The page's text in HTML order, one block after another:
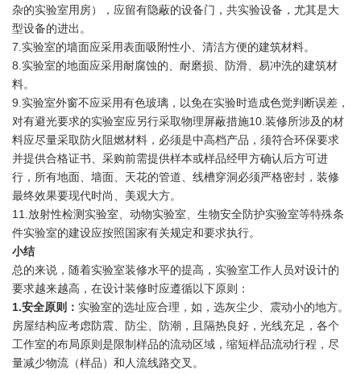
杂的实验室用房），应留有隐蔽的设备门，共实验设备，尤其是大
型设备的进出。
7.实验室的墙面应采用表面吸附性小、清洁方便的建筑材料。
8.实验室的地面应采用耐腐蚀的、耐磨损、防滑、易冲洗的建筑材
料。
9.实验室外窗不应采用有色玻璃，以免在实验时造成色觉判断误差，
对有避光要求的实验室应另行采取物理屏蔽措施10.装修所涉及的材
料应尽量采取防火阻燃材料，必须是中高档产品，须符合环保要求
并提供合格证书、采购前需提供样本或样品经甲方确认后方可进
行，所有地面、墙面、天花的管道、线槽穿洞必须严格密封，装修
最终效果要现代时尚、美观大方。
11.放射性检测实验室、动物实验室、生物安全防护实验室等特殊条
件实验室的建设应按照国家有关规定和要求执行。
小结
总的来说，随着实验室装修水平的提高，实验室工作人员对设计的
要求越来越高，在设计装修时应遵循以下原则：
1.安全原则： 实验室的选址应合理，如，选灰尘少、震动小的地方。
房屋结构应考虑防震、防尘、防潮，且隔热良好，光线充足，各个
工作室的布局原则是限制样品的流动区域，缩短样品流动行程，尽
量减少物流（样品）和人流线路交叉。